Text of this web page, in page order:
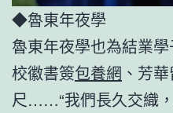
◆魯東年夜學
魯東年夜學也為結業
校徽書簽包養網 、芳
尺……“我們長久交織